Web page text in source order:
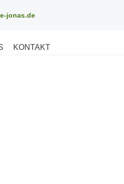
jonas.de
KONTAKT